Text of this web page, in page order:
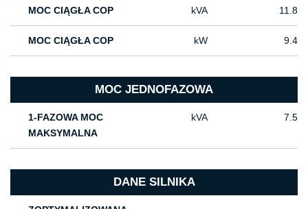
MOC CIĄGŁA COP kVA 11.8
MOC CIĄGŁA COP kW 9.4
MOC JEDNOFAZOWA
1-FAZOWA MOC
MAKSYMALNA
kVA 7.5
DANE SILNIKA